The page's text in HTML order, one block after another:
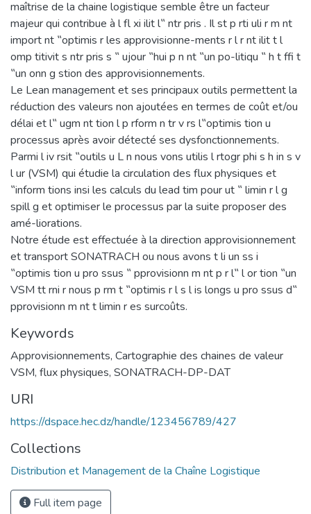
maîtrise de la chaine logistique semble être un facteur
majeur qui contribue à l fl xi ilit l‟ ntr pris . Il st p rti uli r m nt
import nt ‟optimis r les approvisionne-ments r l r nt ilit t l
omp titivit s ntr pris s ‟ ujour ‟hui p n nt ‟un po-litiqu ‟ h t ffi t
‟un onn g stion des approvisionnements.
Le Lean management et ses principaux outils permettent la
réduction des valeurs non ajoutées en termes de coût et/ou
délai et l‟ ugm nt tion l p rform n tr v rs l‟optimis tion u
processus après avoir détecté ses dysfonctionnements.
Parmi l iv rsit ‟outils u L n nous vons utilis l rtogr phi s h in s v
l ur (VSM) qui étudie la circulation des flux physiques et
‟inform tions insi les calculs du lead tim pour ut ‟ limin r l g
spill g et optimiser le processus par la suite proposer des
amé-liorations.
Notre étude est effectuée à la direction approvisionnement
et transport SONATRACH ou nous avons t li un ss i
‟optimis tion u pro ssus ‟ pprovisionn m nt p r l‟ l or tion ‟un
VSM tt rni r nous p rm t ‟optimis r l s l is longs u pro ssus d‟
pprovisionn m nt t limin r es surcoûts.
Keywords
Approvisionnements, Cartographie des chaines de valeur
VSM, flux physiques, SONATRACH-DP-DAT
URI
https://dspace.hec.dz/handle/123456789/427
Collections
Distribution et Management de la Chaîne Logistique
Full item page